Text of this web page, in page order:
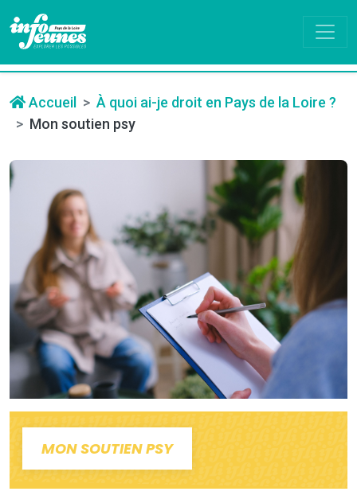
Accueil
À quoi ai-je droit en Pays de la Loire ?
Mon soutien psy
MON SOUTIEN PSY